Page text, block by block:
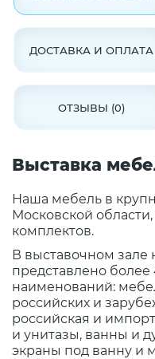
ДОСТАВКА И ОПЛАТА
ОТЗЫВЫ (0)
Выставка
Наша мебель в
Московской
комплектов.
В выставочном зале
представлено
наименований:
российских и
российская и
и унитазы, ванны и
экраны под ванну и